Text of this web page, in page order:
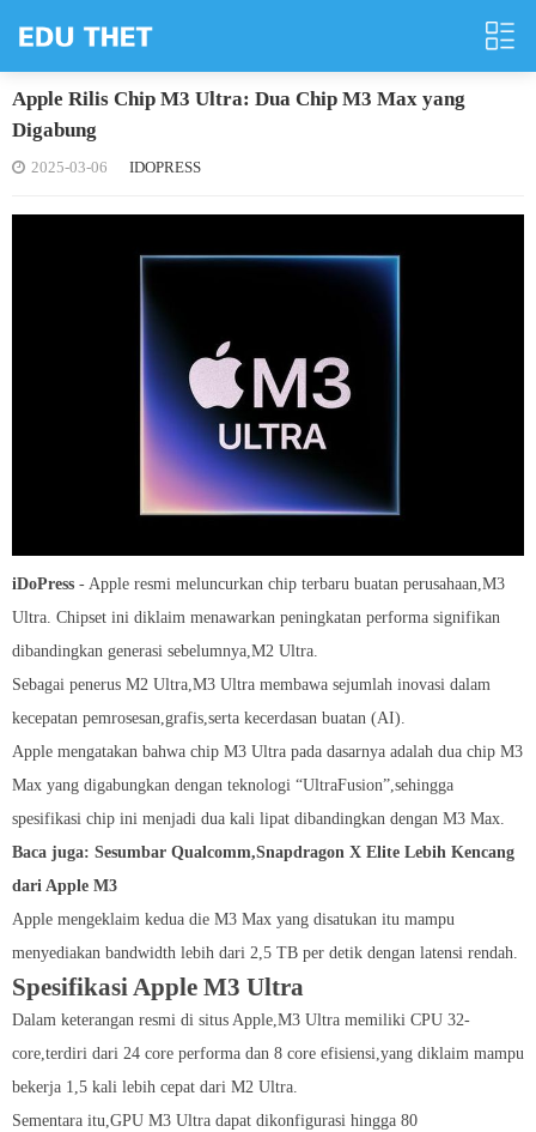
Apple Rilis Chip M3 Ultra: Dua Chip M3 Max yang
Digabung
2025-03-06 IDOPRESS
iDoPress - Apple resmi meluncurkan chip terbaru buatan perusahaan,M3
Ultra. Chipset ini diklaim menawarkan peningkatan performa signifikan
dibandingkan generasi sebelumnya,M2 Ultra.
Sebagai penerus M2 Ultra,M3 Ultra membawa sejumlah inovasi dalam
kecepatan pemrosesan,grafis,serta kecerdasan buatan (AI).
Apple mengatakan bahwa chip M3 Ultra pada dasarnya adalah dua chip M3
Max yang digabungkan dengan teknologi “UltraFusion”,sehingga
spesifikasi chip ini menjadi dua kali lipat dibandingkan dengan M3 Max.
Baca juga: Sesumbar Qualcomm,Snapdragon X Elite Lebih Kencang
dari Apple M3
Apple mengeklaim kedua die M3 Max yang disatukan itu mampu
menyediakan bandwidth lebih dari 2,5 TB per detik dengan latensi rendah.
Spesifikasi Apple M3 Ultra
Dalam keterangan resmi di situs Apple,M3 Ultra memiliki CPU 32-
core,terdiri dari 24 core performa dan 8 core efisiensi,yang diklaim mampu
bekerja 1,5 kali lebih cepat dari M2 Ultra.
Sementara itu,GPU M3 Ultra dapat dikonfigurasi hingga 80